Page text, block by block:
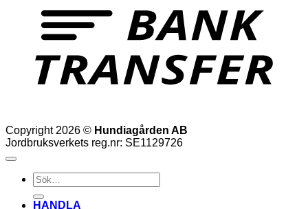
Copyright 2026 © Hundiagården AB
Jordbruksverkets reg.nr: SE1129726
Sök
efter:
HANDLA